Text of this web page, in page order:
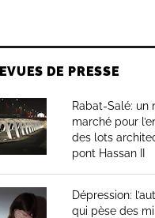
DE PRESSE
Rabat-Salé: un
marché pour
des lots
pont Hassan II
Dépression:
qui pèse des